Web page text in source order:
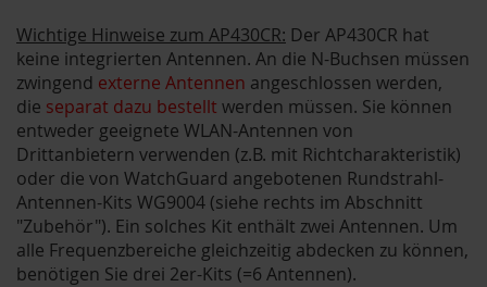
Wichtige Hinweise zum AP430CR: Der AP430CR hat
keine integrierten Antennen. An die N-Buchsen müssen
zwingend externe Antennen angeschlossen werden,
die separat dazu bestellt werden müssen. Sie können
entweder geeignete WLAN-Antennen von
Drittanbietern verwenden (z.B. mit Richtcharakteristik)
oder die von WatchGuard angebotenen Rundstrahl-
Antennen-Kits WG9004 (siehe rechts im Abschnitt
"Zubehör"). Ein solches Kit enthält zwei Antennen. Um
alle Frequenzbereiche gleichzeitig abdecken zu können,
benötigen Sie drei 2er-Kits (=6 Antennen).